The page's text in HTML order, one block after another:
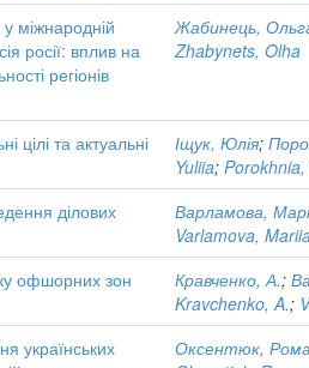
міжнародній
росії: вплив на
регіонів
Жабинець,
Zhabynets, Olha
цілі та актуальні
Іщук, Юлія;
Yuliia;
ділових
Варламова,
Varlamova,
офшорних зон Кравченко, А.;
Kravchenko, A.;
українських
Оксентюк,